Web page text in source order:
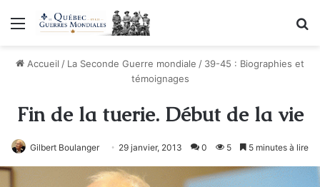
Menu
Accueil / La Seconde Guerre mondiale / 39-45 : Biographies et
témoignages
Fin de la tuerie. Début de la vie
Gilbert Boulanger 29 janvier, 2013 0 5 5 minutes à lire